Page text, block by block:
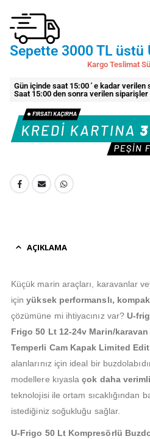
Sepette 3000 TL üstü
Kargo Teslimat
Gün içinde saat 15:00 ' e kadar verilen
Saat 15:00 den sonra verilen siparişler
AÇIKLAMA
Küçük marin araçları, karavanlar
içinyüksek performanslı,
çözümüne mi ihtiyacınız var? U-
Frigo 50 Lt 12-24v Marin/
Temperli Cam Kapak Limited
alanlarınız için ideal bir
modellere kıyaslaçok daha verimli
teknolojisi ile ortam sıcaklığından
istediğiniz soğukluğu sağlar.
U-Frigo 50 Lt Kompresörlü